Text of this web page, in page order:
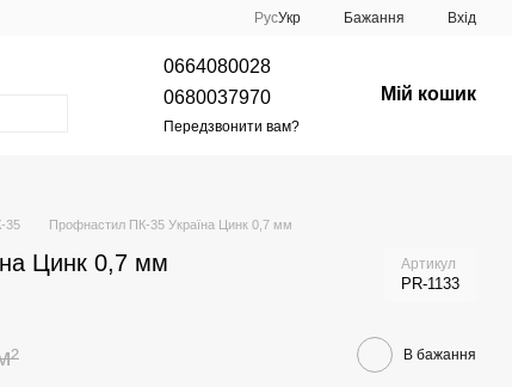
РусУкр Бажання Вхід
0664080028
0680037970
Передзвонити вам?
Мій кошик
35 Профнастил ПК-35 Україна Цинк 0,7 мм
Цинк 0,7 мм Артикул
PR-1133
В бажання